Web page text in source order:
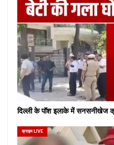
दिल्ली के पॉश इलाके में सनसनीखेज
क्राइम LIVE